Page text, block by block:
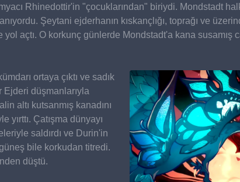
Rhinedottir'in "çocuklarından" biriydi. Mondstadt
Şeytani ejderhanın kıskançlığı, toprağı ve
açtı. O korkunç günlerde Mondstadt'a kana susamış
ortaya çıktı ve sadık
Ejderi düşmanlarıyla
altı kutsanmış kanadını
yırttı. Çatışma dünyayı
saldırdı ve Durin'in
bile korkudan titredi.
düştü.